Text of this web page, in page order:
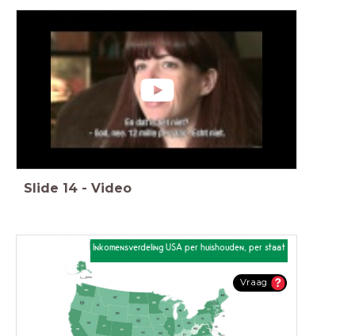
Slide 14 - Video
Inkomensverdeling USA per huishouden, per staat
Vraag